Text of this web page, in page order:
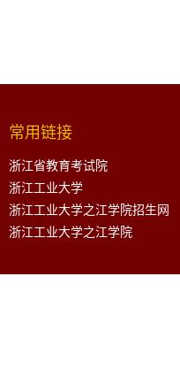
常用链接
浙江省教育考试院
浙江工业大学
浙江工业大学之江学院招生网
浙江工业大学之江学院